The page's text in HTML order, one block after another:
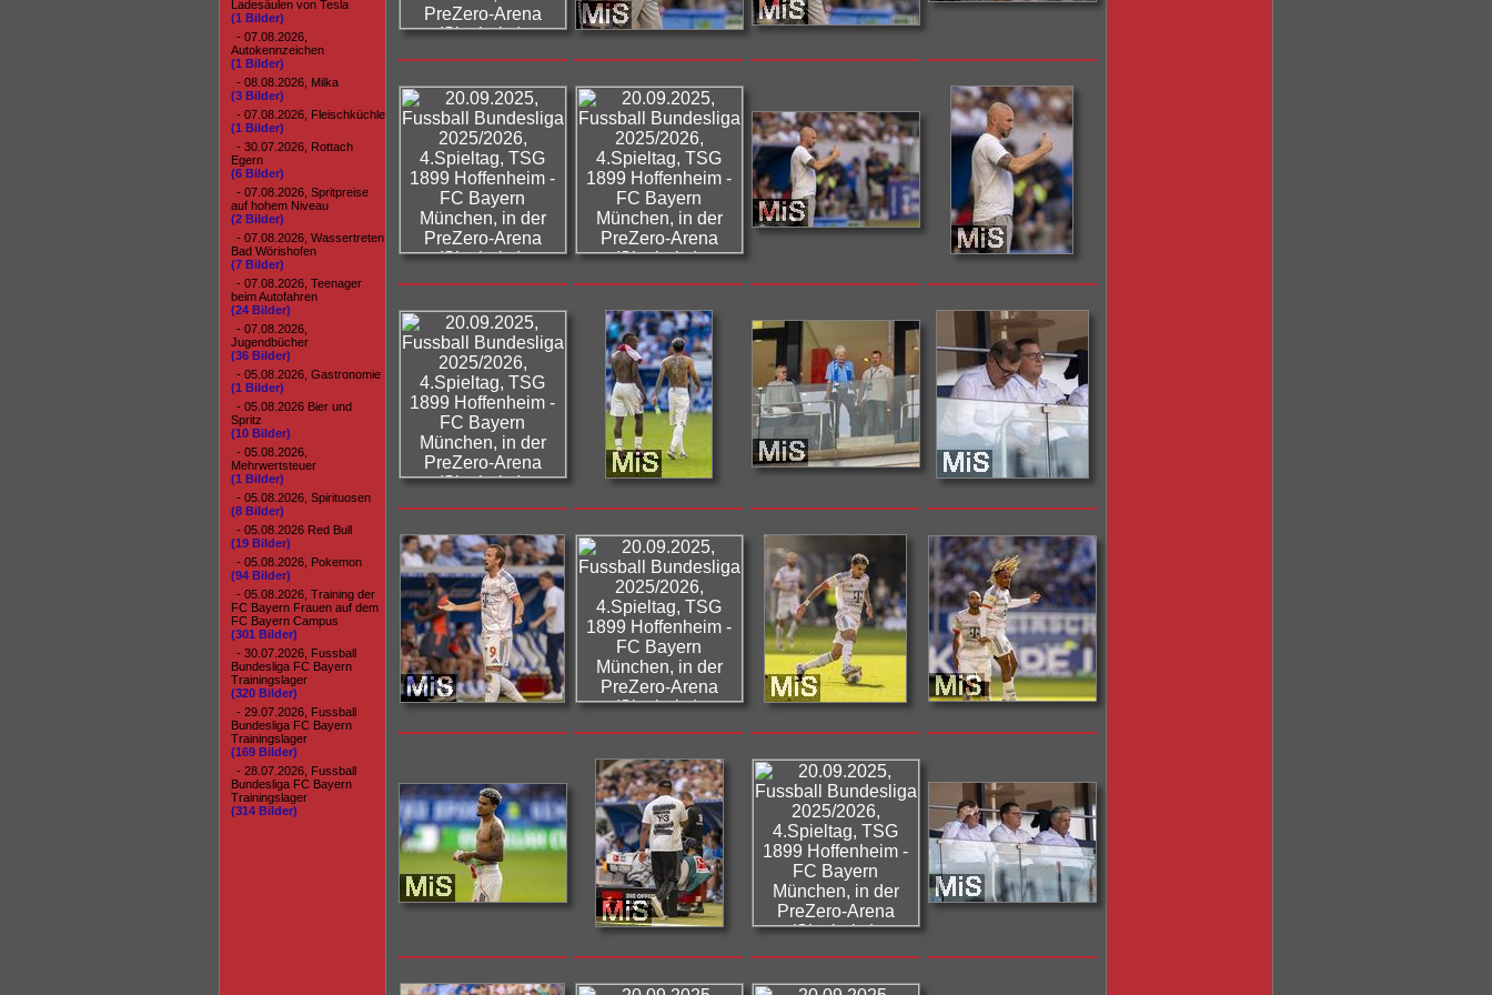
Ladesäulen von Tesla
(1 Bilder)
- 07.08.2026,
Autokennzeichen
(1 Bilder)
- 08.08.2026, Milka
(3 Bilder)
- 07.08.2026, Fleischküchle
(1 Bilder)
- 30.07.2026, Rottach
Egern
(6 Bilder)
- 07.08.2026, Spritpreise
auf hohem Niveau
(2 Bilder)
- 07.08.2026, Wassertreten
Bad Wörishofen
(7 Bilder)
- 07.08.2026, Teenager
beim Autofahren
(24 Bilder)
- 07.08.2026,
Jugendbücher
(36 Bilder)
- 05.08.2026, Gastronomie
(1 Bilder)
- 05.08.2026 Bier und
Spritz
(10 Bilder)
- 05.08.2026,
Mehrwertsteuer
(1 Bilder)
- 05.08.2026, Spirituosen
(8 Bilder)
- 05.08.2026 Red Bull
(19 Bilder)
- 05.08.2026, Pokemon
(94 Bilder)
- 05.08.2026, Training der
FC Bayern Frauen auf dem
FC Bayern Campus
(301 Bilder)
- 30.07.2026, Fussball
Bundesliga FC Bayern
Trainingslager
(320 Bilder)
- 29.07.2026, Fussball
Bundesliga FC Bayern
Trainingslager
(169 Bilder)
- 28.07.2026, Fussball
Bundesliga FC Bayern
Trainingslager
(314 Bilder)